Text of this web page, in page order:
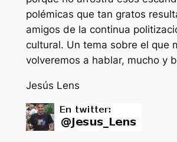
polémicas que tan gratos
amigos de la continua
cultural. Un tema sobre el que
volveremos a hablar, mucho y
Jesús Lens